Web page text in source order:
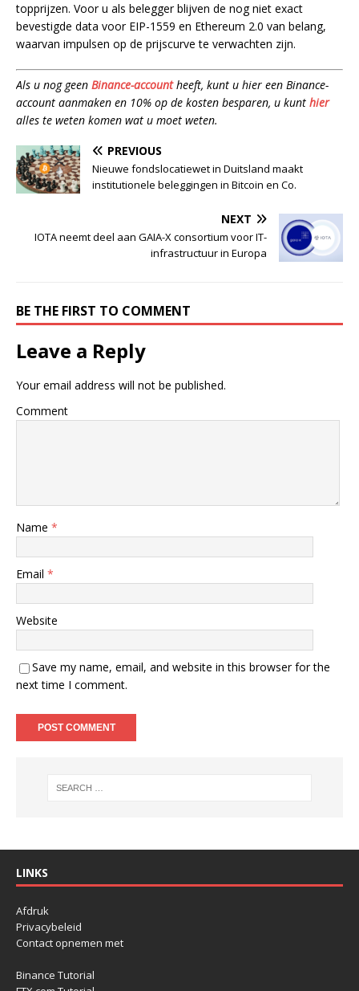
topprijzen. Voor u als belegger blijven de nog niet exact
bevestigde data voor EIP-1559 en Ethereum 2.0 van belang,
waarvan impulsen op de prijscurve te verwachten zijn.
Als u nog geen Binance-accountheeft, kunt u hier een Binance-
account aanmaken en 10% op de kosten besparen, u kunt hier
alles te weten komen wat u moet weten.
PREVIOUS
Nieuwe fondslocatiewet in Duitsland maakt
institutionele beleggingen in Bitcoin en Co.
NEXT
IOTA neemt deel aan GAIA-X consortium voor IT-
infrastructuur in Europa
BE THE FIRST TO COMMENT
Leave a Reply
Your email address will not be published.
Comment
Name *
Email *
Website
Save my name, email, and website in this browser for the
next time I comment.
LINKS
Afdruk
Privacybeleid
Contact opnemen met
Binance Tutorial